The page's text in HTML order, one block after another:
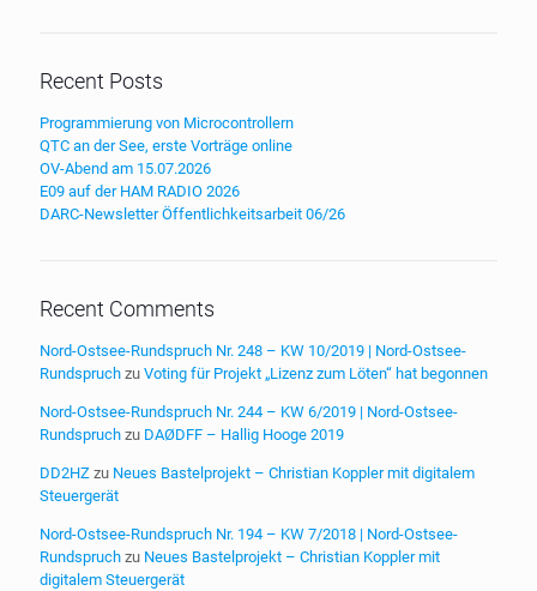
Recent Posts
Programmierung von Microcontrollern
QTC an der See, erste Vorträge online
OV-Abend am 15.07.2026
E09 auf der HAM RADIO 2026
DARC-Newsletter Öffentlichkeitsarbeit 06/26
Recent Comments
Nord-Ostsee-Rundspruch Nr. 248 – KW 10/2019 | Nord-Ostsee-
Rundspruch zu Voting für Projekt „Lizenz zum Löten“ hat begonnen
Nord-Ostsee-Rundspruch Nr. 244 – KW 6/2019 | Nord-Ostsee-
Rundspruch zu DAØDFF – Hallig Hooge 2019
DD2HZ zu Neues Bastelprojekt – Christian Koppler mit digitalem
Steuergerät
Nord-Ostsee-Rundspruch Nr. 194 – KW 7/2018 | Nord-Ostsee-
Rundspruch zu Neues Bastelprojekt – Christian Koppler mit
digitalem Steuergerät